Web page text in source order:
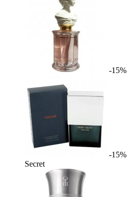
-15%
-15%
Secret